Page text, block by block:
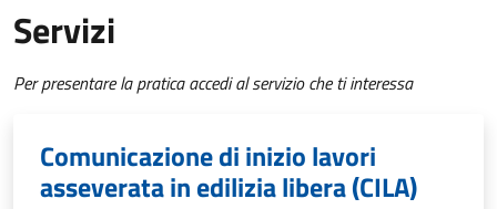
Servizi
Per presentare la pratica accedi al servizio che ti interessa
Comunicazione di inizio lavori
asseverata in edilizia libera (CILA)